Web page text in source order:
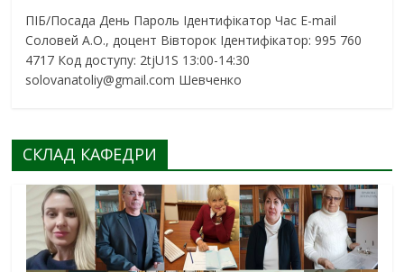
ПІБ/Посада День Пароль Ідентифікатор Час E-mail
Соловей А.О., доцент Вівторок Ідентифікатор: 995 760
4717 Код доступу: 2tjU1S 13:00-14:30
solovanatoliy@gmail.com Шевченко
СКЛАД КАФЕДРИ